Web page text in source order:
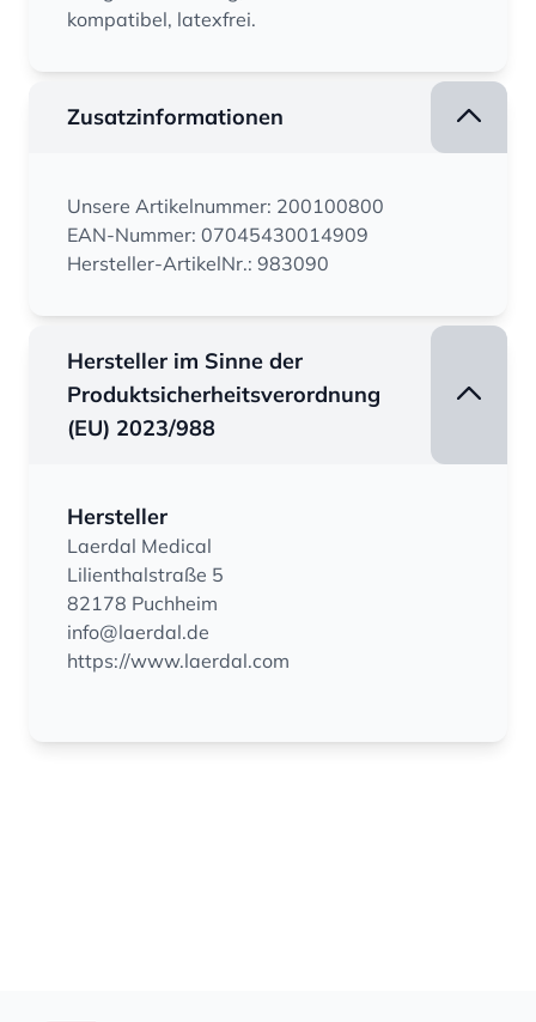
kompatibel, latexfrei.
Zusatzinformationen
Unsere Artikelnummer: 200100800
EAN-Nummer: 07045430014909
Hersteller-ArtikelNr.: 983090
Hersteller im Sinne der
Produktsicherheitsverordnung
(EU) 2023/988
Hersteller
Laerdal Medical
Lilienthalstraße 5
82178 Puchheim
info@laerdal.de
https://www.laerdal.com